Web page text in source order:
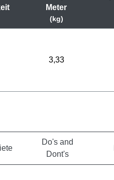
Meter
(kg)
3,33
Do's and
Dont's